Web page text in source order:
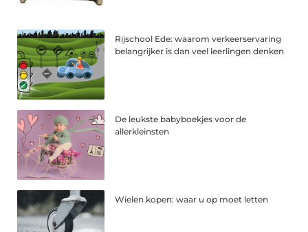
Rijschool Ede: waarom verkeerservaring
belangrijker is dan veel leerlingen denken
De leukste babyboekjes voor de
allerkleinsten
Wielen kopen: waar u op moet letten